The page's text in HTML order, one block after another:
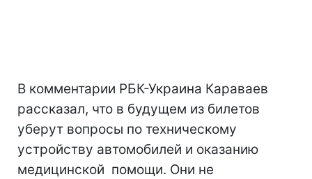
В комментарии РБК-Украина Караваев
рассказал, что в будущем из билетов
уберут вопросы по техническому
устройству автомобилей и оказанию
медицинской помощи. Они не